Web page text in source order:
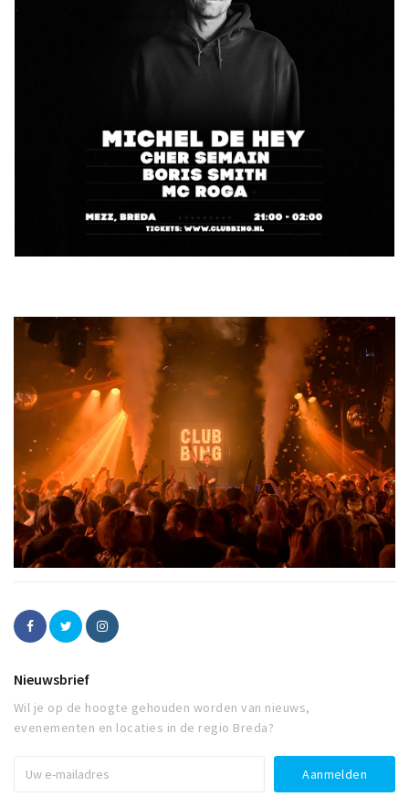
Nieuwsbrief
Wil je op de hoogte gehouden worden van nieuws,
evenementen en locaties in de regio Breda?